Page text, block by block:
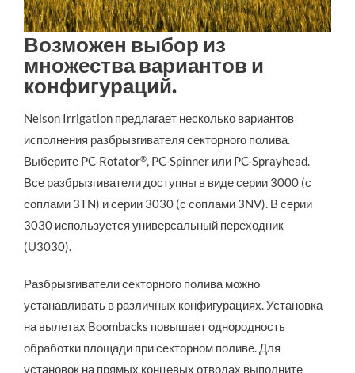
Возможен выбор из
множества вариантов и
конфигураций.
Nelson Irrigation предлагает несколько вариантов
исполнения разбрызгивателя секторного полива.
Выберите PC-Rotator®, PC-Spinner или PC-Sprayhead.
Все разбрызгиватели доступны в виде серии 3000 (с
соплами 3TN) и серии 3030 (с соплами 3NV). В серии
3030 используется универсальный переходник
(U3030).
Разбрызгиватели секторного полива можно
устанавливать в различных конфигурациях. Установка
на вылетах Boombacks повышает однородность
обработки площади при секторном поливе. Для
установок на прямых концевых отводах выполните